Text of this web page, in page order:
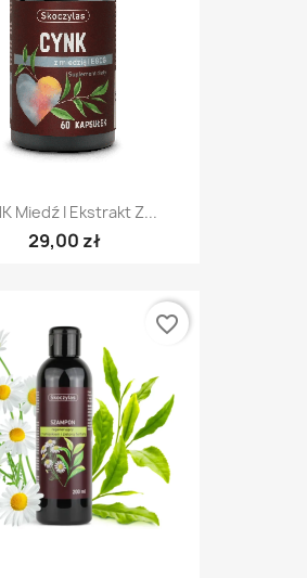
Miedź I Ekstrakt Z...
29,00 zł
favorite_border